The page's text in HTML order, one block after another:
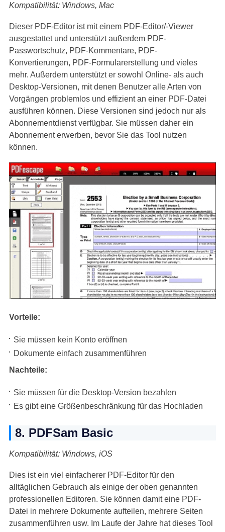
Kompatibilität: Windows, Mac
Dieser PDF-Editor ist mit einem PDF-Editor/-Viewer
ausgestattet und unterstützt außerdem PDF-
Passwortschutz, PDF-Kommentare, PDF-
Konvertierungen, PDF-Formularerstellung und vieles
mehr. Außerdem unterstützt er sowohl Online- als auch
Desktop-Versionen, mit denen Benutzer alle Arten von
Vorgängen problemlos und effizient an einer PDF-Datei
ausführen können. Diese Versionen sind jedoch nur als
Abonnementdienst verfügbar. Sie müssen daher ein
Abonnement erwerben, bevor Sie das Tool nutzen
können.
Vorteile:
Sie müssen kein Konto eröffnen
Dokumente einfach zusammenführen
Nachteile:
Sie müssen für die Desktop-Version bezahlen
Es gibt eine Größenbeschränkung für das Hochladen
8. PDFSam Basic
Kompatibilität: Windows, iOS
Dies ist ein viel einfacherer PDF-Editor für den
alltäglichen Gebrauch als einige der oben genannten
professionellen Editoren. Sie können damit eine PDF-
Datei in mehrere Dokumente aufteilen, mehrere Seiten
zusammenführen usw. Im Laufe der Jahre hat dieses Tool